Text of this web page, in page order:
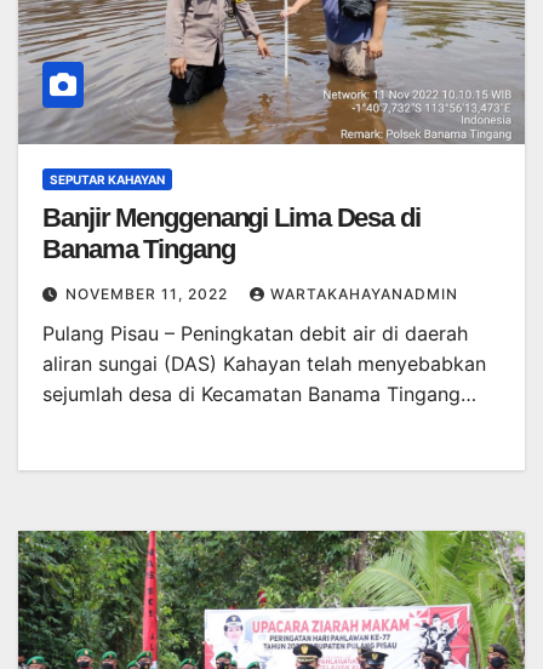
SEPUTAR KAHAYAN
Banjir Menggenangi Lima Desa di
Banama Tingang
NOVEMBER 11, 2022 WARTAKAHAYANADMIN
Pulang Pisau – Peningkatan debit air di daerah
aliran sungai (DAS) Kahayan telah menyebabkan
sejumlah desa di Kecamatan Banama Tingang…